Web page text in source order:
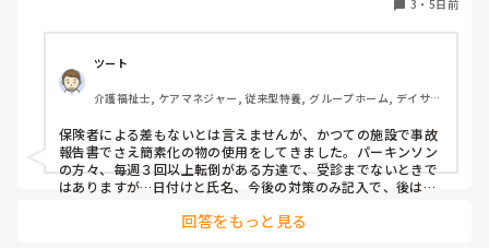
ており、氏名年齢生年月日等プロフィールとヒヤリ発生場所
の詳細、発生前後の経緯・予測される被害・対応策のフリー
記載と非常に煩雑です。
一時、フリー記載だけでも減らそうと、丸をつけて選択す
る方式を取ろうとしたのですが、あまり浸透せず…。
そこで、再度報告書の書式変更を検討したく、使いやすい
る書式は使いやすかったよ、とかこのアプリだとやりやすい
3 ・ 5日前
ツート
介護福祉士, ケアマネジャー, 従来型特養, グループホーム, デイサー
保険者による差もないとは言えませんが、かつての施設で事故
報告書でさえ簡素化の物の使用をしてきました。パーキンソン
の方々、毎週３回以上転倒がある方達で、受診までないときで
はありますが…日付けと氏名、今後の対策のみ記入で、後は○
所や、店頭前の行動（何をしようとしていたか）、ぶつけた箇
回答をもっと見る